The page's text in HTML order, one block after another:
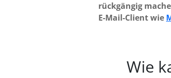
rückgängig
E-Mail-Client wie
Wie